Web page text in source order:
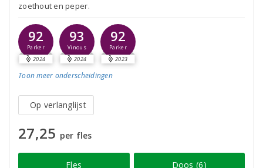
zoethout en peper.
92
Parker
2024
93
Vinous
2024
92
Parker
2023
Toon meer onderscheidingen
Op verlanglijst
27,25 per fles
Fles Doos (6)